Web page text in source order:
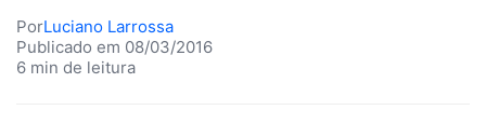
PorLuciano Larrossa
Publicado em 08/03/2016
6 min de leitura